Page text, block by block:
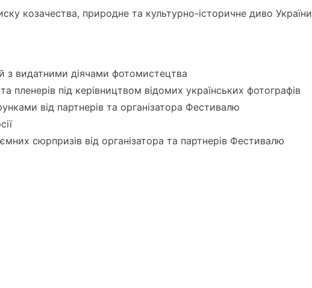
козачества, природне та культурно-історичне диво України
з видатними діячами фотомистецтва
пленерів під керівництвом відомих українських фотографів
від партнерів та організатора Фестивалю
сюрпризів від організатора та партнерів Фестивалю